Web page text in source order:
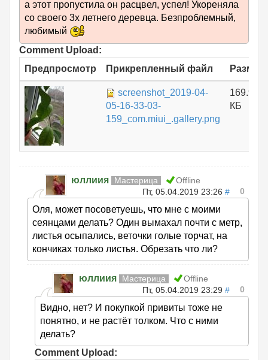
а этот пропустила он расцвел, успел! Укореняла
со своего 3х летнего деревца. Безпроблемный,
любимый
Comment Upload:
Предпросмотр
Прикрепленный файл Размер
screenshot_2019-04-
05-16-33-03-
159_com.miui_.gallery.png
169.96
КБ
юллиия Мастерица
Offline
Пт, 05.04.2019 23:26 # 0
Оля, может посоветуешь, что мне с моими
сеянцами делать? Один вымахал почти с метр,
листья осыпались, веточки голые торчат, на
кончиках только листья. Обрезать что ли?
юллиия Мастерица
Offline
Пт, 05.04.2019 23:29 # 0
Видно, нет? И покупкой привиты тоже не
понятно, и не растёт толком. Что с ними
делать?
Comment Upload: